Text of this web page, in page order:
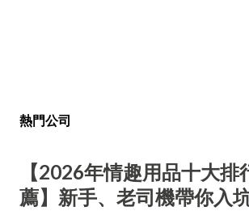
熱門公司
【2026年情趣用品十大排
薦】新手、老司機帶你入